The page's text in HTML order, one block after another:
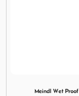
Meindl Wet Proof